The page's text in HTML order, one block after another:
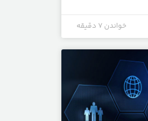
خواندن 7 دقیقه